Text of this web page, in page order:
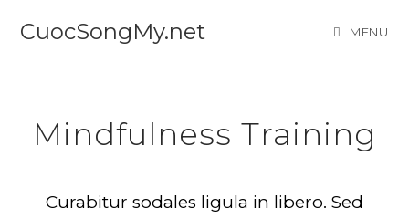
CuocSongMy.net MENU
Mindfulness Training
Curabitur sodales ligula in libero. Sed